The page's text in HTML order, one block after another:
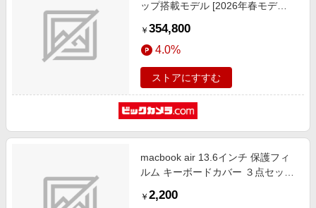
ップ搭載モデル [2026年春モデ
CPUと10コアGPU] ミッドナイト
MDVN4J/A
￥ 354,800
4.0%
ストアにすすむ
macbook air 13.6インチ 保護フィ
ルム キーボードカバー ３点セット
M3 M4 M5対応 互換品 メディアカ
￥ 2,200